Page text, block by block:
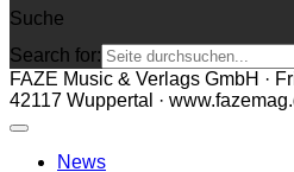
Suche
Search for:
FAZE Music & Verlags GmbH ·
42117 Wuppertal ·
News